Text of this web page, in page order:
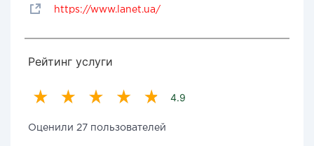
https://www.lanet.ua/
Рейтинг услуги
4.9
Оценили 27 пользователей